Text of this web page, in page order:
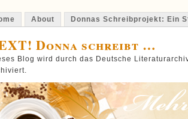
About Donnas Schreibprojekt: Ein
Donna schreibt …
Blog wird durch das Deutsche